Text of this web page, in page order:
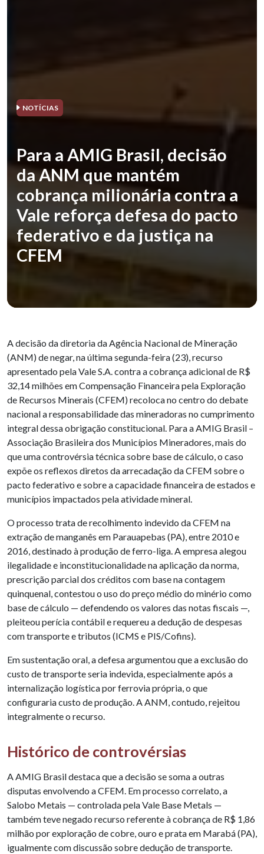
NOTÍCIAS
Para a AMIG Brasil, decisão
da ANM que mantém
cobrança milionária contra a
Vale reforça defesa do pacto
federativo e da justiça na
CFEM
A decisão da diretoria da Agência Nacional de Mineração
(ANM) de negar, na última segunda-feira (23), recurso
apresentado pela Vale S.A. contra a cobrança adicional de R$
32,14 milhões em Compensação Financeira pela Exploração
de Recursos Minerais (CFEM) recoloca no centro do debate
nacional a responsabilidade das mineradoras no cumprimento
integral dessa obrigação constitucional. Para a AMIG Brasil –
Associação Brasileira dos Municípios Mineradores, mais do
que uma controvérsia técnica sobre base de cálculo, o caso
expõe os reflexos diretos da arrecadação da CFEM sobre o
pacto federativo e sobre a capacidade financeira de estados e
municípios impactados pela atividade mineral.
O processo trata de recolhimento indevido da CFEM na
extração de manganês em Parauapebas (PA), entre 2010 e
2016, destinado à produção de ferro-liga. A empresa alegou
ilegalidade e inconstitucionalidade na aplicação da norma,
prescrição parcial dos créditos com base na contagem
quinquenal, contestou o uso do preço médio do minério como
base de cálculo — defendendo os valores das notas fiscais —,
pleiteou perícia contábil e requereu a dedução de despesas
com transporte e tributos (ICMS e PIS/Cofins).
Em sustentação oral, a defesa argumentou que a exclusão do
custo de transporte seria indevida, especialmente após a
internalização logística por ferrovia própria, o que
configuraria custo de produção. A ANM, contudo, rejeitou
integralmente o recurso.
Histórico de controvérsias
A AMIG Brasil destaca que a decisão se soma a outras
disputas envolvendo a CFEM. Em processo correlato, a
Salobo Metais — controlada pela Vale Base Metals —
também teve negado recurso referente à cobrança de R$ 1,86
milhão por exploração de cobre, ouro e prata em Marabá (PA),
igualmente com discussão sobre dedução de transporte.